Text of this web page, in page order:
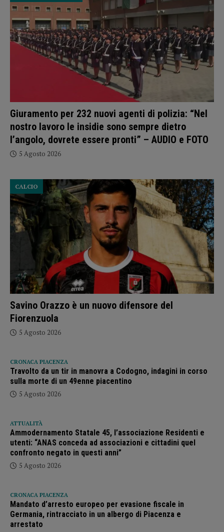
Giuramento per 232 nuovi agenti di polizia: “Nel
nostro lavoro le insidie sono sempre dietro
l’angolo, dovrete essere pronti” – AUDIO e FOTO
5 Agosto 2026
Savino Orazzo è un nuovo difensore del
Fiorenzuola
CALCIO
5 Agosto 2026
CRONACA PIACENZA
Travolto da un tir in manovra a Codogno, indagini in corso
sulla morte di un 49enne piacentino
5 Agosto 2026
ATTUALITÀ
Ammodernamento Statale 45, l’associazione Residenti e
utenti: “ANAS conceda ad associazioni e cittadini quel
confronto negato in questi anni”
5 Agosto 2026
CRONACA PIACENZA
Mandato d’arresto europeo per evasione fiscale in
Germania, rintracciato in un albergo di Piacenza e
arrestato